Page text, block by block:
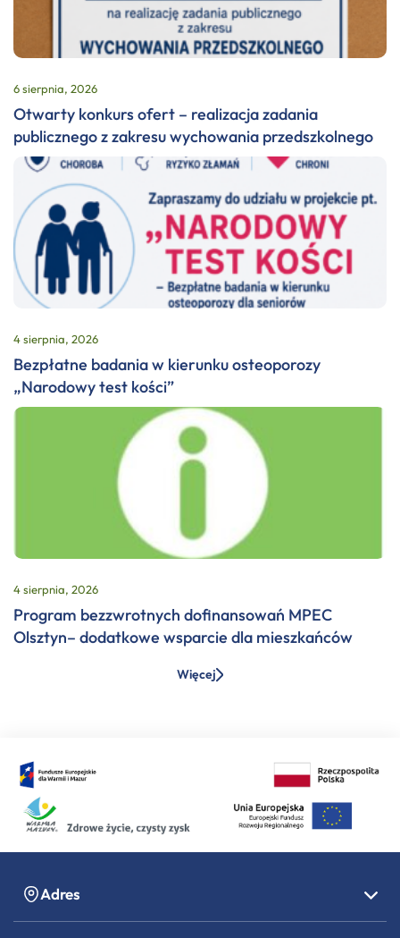
6 sierpnia, 2026
Otwarty konkurs ofert – realizacja zadania
publicznego z zakresu wychowania przedszkolnego
4 sierpnia, 2026
Bezpłatne badania w kierunku osteoporozy
„Narodowy test kości”
4 sierpnia, 2026
Program bezzwrotnych dofinansowań MPEC
Olsztyn– dodatkowe wsparcie dla mieszkańców
Więcej
Adres